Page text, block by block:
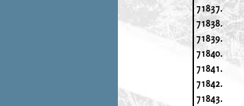
71837.
71838.
71839.
71840.
71841.
71842.
71843.